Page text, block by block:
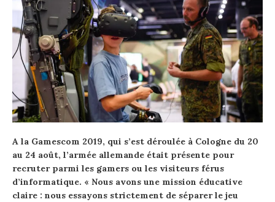
A la Gamescom 2019, qui s’est déroulée à Cologne du 20
au 24 août, l’armée allemande était présente pour
recruter parmi les gamers ou les visiteurs férus
d’informatique. « Nous avons une mission éducative
claire : nous essayons strictement de séparer le jeu